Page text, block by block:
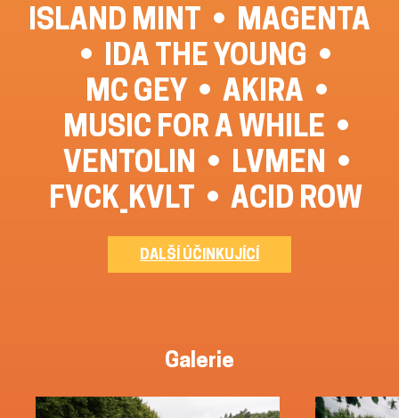
ISLAND MINT
MAGENTA
IDA THE YOUNG
MC GEY
AKIRA
MUSIC FOR A WHILE
VENTOLIN
LVMEN
FVCK_KVLT
ACID ROW
DALŠÍ ÚČINKUJÍCÍ
Galerie